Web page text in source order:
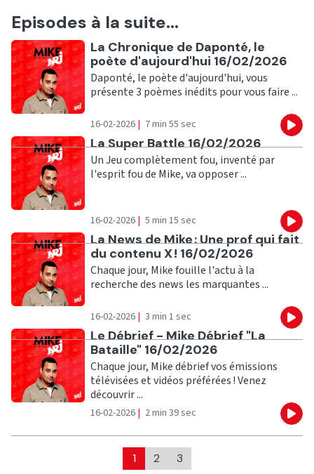
Episodes à la suite...
Ecouter
La Chronique de Daponté, le
poète d'aujourd'hui 16/02/2026
Daponté, le poète d'aujourd'hui, vous
présente 3 poèmes inédits pour vous faire ...
16-02-2026 | 7 min 55 sec
Ecouter
La Super Battle 16/02/2026
Un Jeu complètement fou, inventé par
l'esprit fou de Mike, va opposer ...
16-02-2026 | 5 min 15 sec
Ecouter
La News de Mike : Une prof qui fait
du contenu X ! 16/02/2026
Chaque jour, Mike fouille l'actu à la
recherche des news les marquantes ...
16-02-2026 | 3 min 1 sec
Ecouter
Le Débrief - Mike Débrief "La
Bataille" 16/02/2026
Chaque jour, Mike débrief vos émissions
télévisées et vidéos préférées ! Venez
découvrir ...
16-02-2026 | 2 min 39 sec
1 2 3